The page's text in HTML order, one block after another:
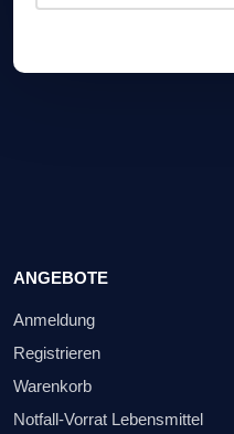
ANGEBOTE
Anmeldung
Registrieren
Warenkorb
Notfall-Vorrat Lebensmittel